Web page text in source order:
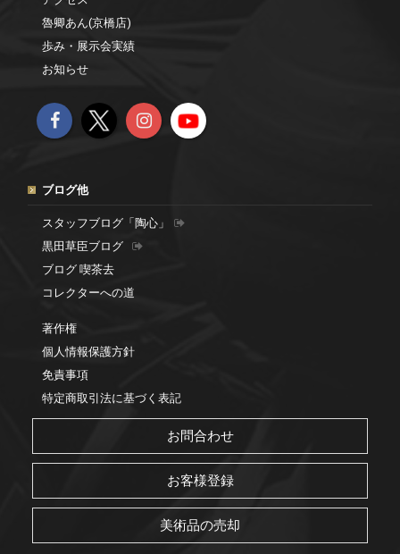
魯卿あん(京橋店)
歩み・展示会実績
お知らせ
ブログ他
スタッフブログ「陶心」
黒田草臣ブログ
ブログ 喫茶去
コレクターへの道
著作権
個人情報保護方針
免責事項
特定商取引法に基づく表記
お問合わせ
お客様登録
美術品の売却